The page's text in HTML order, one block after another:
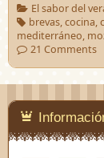
El sabor del
brevas,cocina,
mediterráneo,
21 Comments